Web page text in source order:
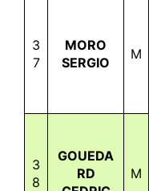
3
7
MORO
SERGIO
M
3
8
GOUEDA
RD
M